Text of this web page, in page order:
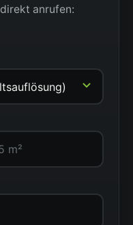
anrufen: